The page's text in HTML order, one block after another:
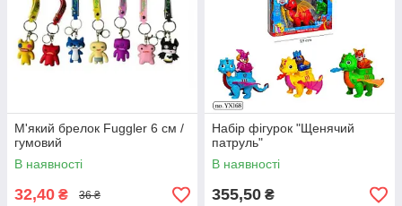
М'який брелок Fuggler 6 см /
гумовий
В наявності
32,40 ₴ 36 ₴
Набір фігурок "Щенячий
патруль"
В наявності
355,50 ₴